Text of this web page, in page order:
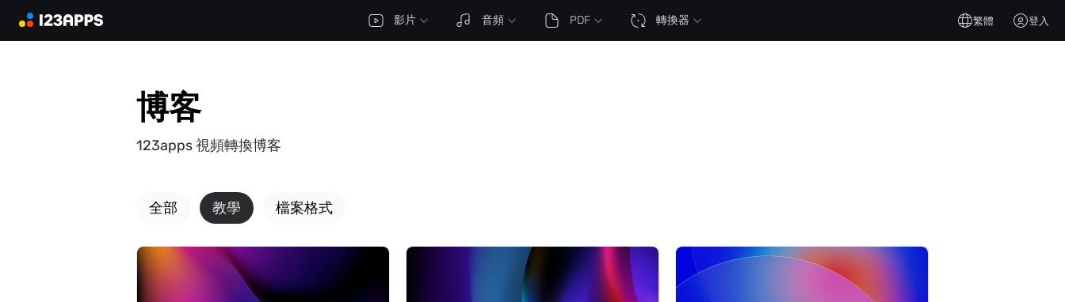
影片 音頻 PDF 轉換器 繁體 登入
博客
123apps 視頻轉換博客
全部 教學 檔案格式